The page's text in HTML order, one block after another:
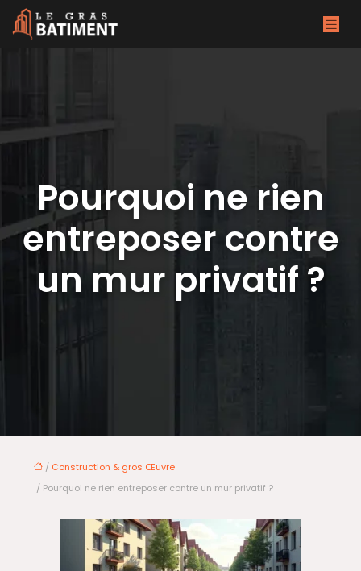
Pourquoi ne rien
entreposer contre
un mur privatif ?
/ Construction & gros Œuvre
/ Pourquoi ne rien entreposer contre un mur privatif ?